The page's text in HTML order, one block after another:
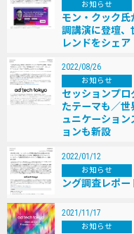
お知らせ
モン・クック⽒
調講演に登壇、
レンドをシェア
2022/08/26
お知らせ
セッションプロ
たテーマも／世
ュニケーション
ョンも新設
2022/01/12
お知らせ
ング調査レポ
2021/11/17
お知らせ